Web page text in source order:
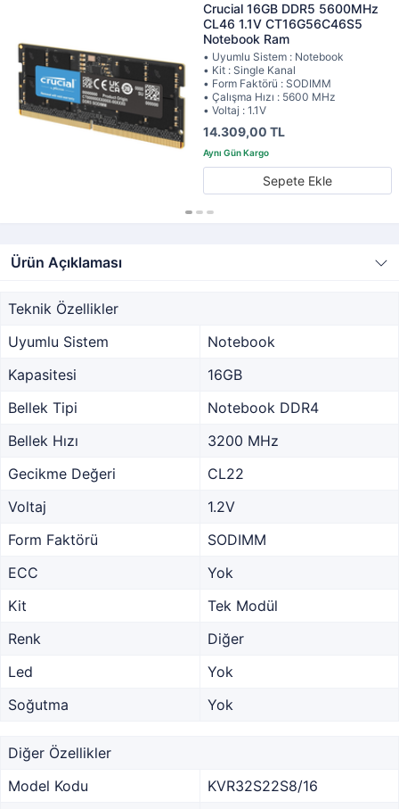
Crucial 16GB DDR5 5600MHz
CL46 1.1V CT16G56C46S5
Notebook Ram
• Uyumlu Sistem : Notebook
• Kit : Single Kanal
• Form Faktörü : SODIMM
• Çalışma Hızı : 5600 MHz
• Voltaj : 1.1V
14.309,00 TL
Sepete Ekle
Ürün Açıklaması
Teknik Özellikler
Uyumlu Sistem
Notebook
Kapasitesi
16GB
Bellek Tipi
Notebook DDR4
Bellek Hızı
3200 MHz
Gecikme Değeri
CL22
Voltaj
1.2V
Form Faktörü
SODIMM
ECC
Yok
Kit
Tek Modül
Renk
Diğer
Led
Yok
Soğutma
Yok
Diğer Özellikler
Model Kodu
KVR32S22S8/16